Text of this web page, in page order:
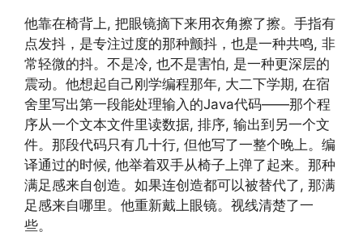
他靠在椅背上, 把眼镜摘下来用衣角擦了擦。手指有
点发抖，是专注过度的那种颤抖，也是一种共鸣, 非
常轻微的抖。不是冷, 也不是害怕, 是一种更深层的
震动。他想起自己刚学编程那年, 大二下学期, 在宿
舍里写出第一段能处理输入的Java代码——那个程
序从一个文本文件里读数据, 排序, 输出到另一个文
件。那段代码只有几十行, 但他写了一整个晚上。编
译通过的时候, 他举着双手从椅子上弹了起来。那种
满足感来自创造。如果连创造都可以被替代了, 那满
足感来自哪里。他重新戴上眼镜。视线清楚了一
些。